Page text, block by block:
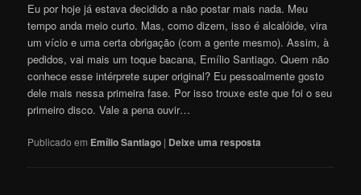
Eu por hoje já estava decidido a não postar mais nada. Meu
tempo anda meio curto. Mas, como dizem, isso é alcalóide, vira
um vício e uma certa obrigação (com a gente mesmo). Assim, à
pedidos, vai mais um toque bacana, Emílio Santiago. Quem não
conhece esse intérprete super original? Eu pessoalmente gosto
dele mais nessa primeira fase. Por isso trouxe este que foi o seu
primeiro disco. Vale a pena ouvir…
Publicado em Emílio Santiago | Deixe uma resposta